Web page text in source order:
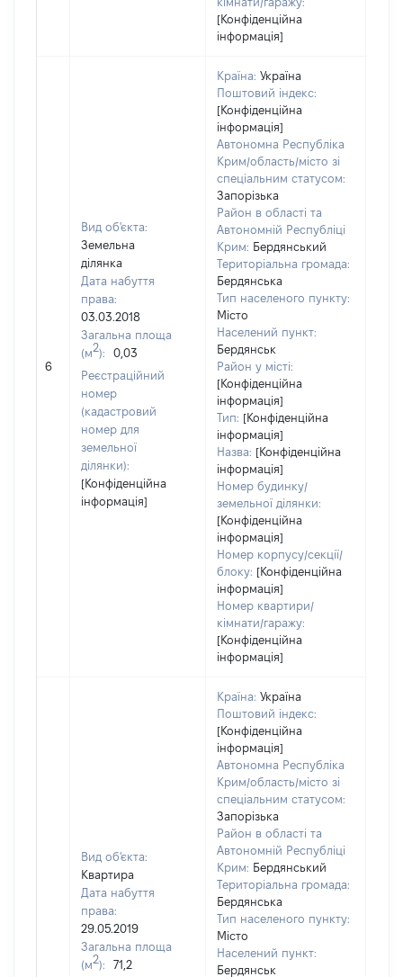
[Конфіденційна
інформація]
6
Вид об'єкта:
Земельна
ділянка
Дата набуття
права:
03.03.2018
Загальна площа
(м2):
0,03
Реєстраційний
номер
(кадастровий
номер для
земельної
ділянки):
[Конфіденційна
інформація]
Країна: Україна
Поштовий індекс:
[Конфіденційна
інформація]
Автономна Республіка
Крим/область/місто зі
спеціальним статусом:
Запорізька
Район в області та
Автономній Республіці
Крим: Бердянський
Територіальна громада:
Бердянська
Тип населеного пункту:
Місто
Населений пункт:
Бердянськ
Район у місті:
[Конфіденційна
інформація]
Тип: [Конфіденційна
інформація]
Назва: [Конфіденційна
інформація]
Номер будинку/
земельної ділянки:
[Конфіденційна
інформація]
Номер корпусу/секції/
блоку: [Конфіденційна
інформація]
Номер квартири/
кімнати/гаражу:
[Конфіденційна
інформація]
Вид об'єкта:
Квартира
Дата набуття
права:
29.05.2019
Загальна площа
(м2):
71,2
Країна: Україна
Поштовий індекс:
[Конфіденційна
інформація]
Автономна Республіка
Крим/область/місто зі
спеціальним статусом:
Запорізька
Район в області та
Автономній Республіці
Крим: Бердянський
Територіальна громада:
Бердянська
Тип населеного пункту:
Місто
Населений пункт:
Бердянськ